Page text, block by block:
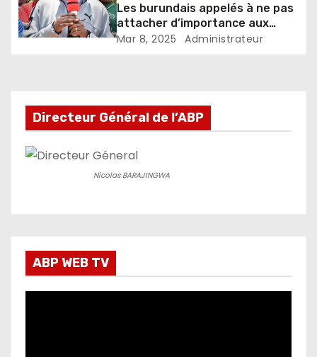
Les burundais appelés à ne pas
attacher d’importance aux
rumeurs circulant sur les
Mar 8, 2025 Administrateur
Directeur Général de l’ABP
Nicolas BARAJINGWA
ABP WEB TV